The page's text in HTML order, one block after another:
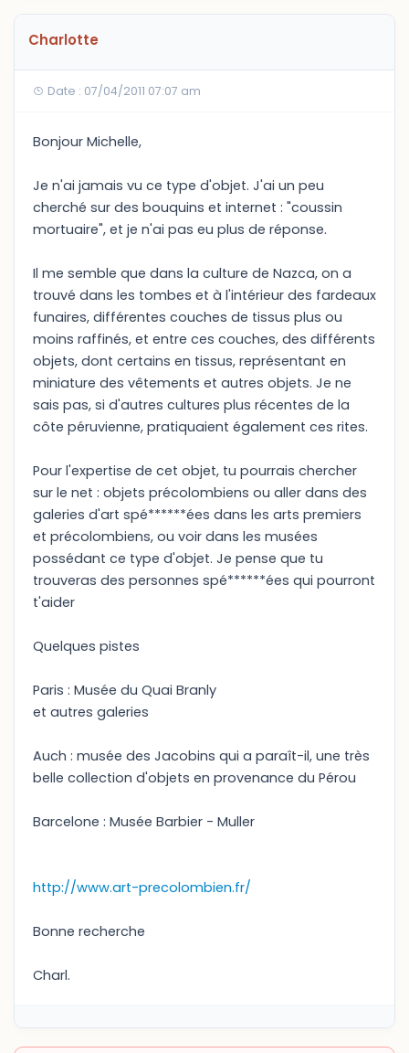
Charlotte
Date : 07/04/2011 07:07 am
Bonjour Michelle,
Je n'ai jamais vu ce type d'objet. J'ai un peu
cherché sur des bouquins et internet : "coussin
mortuaire", et je n'ai pas eu plus de réponse.
Il me semble que dans la culture de Nazca, on a
trouvé dans les tombes et à l'intérieur des fardeaux
funaires, différentes couches de tissus plus ou
moins raffinés, et entre ces couches, des différents
objets, dont certains en tissus, représentant en
miniature des vêtements et autres objets. Je ne
sais pas, si d'autres cultures plus récentes de la
côte péruvienne, pratiquaient également ces rites.
Pour l'expertise de cet objet, tu pourrais chercher
sur le net : objets précolombiens ou aller dans des
galeries d'art spé******ées dans les arts premiers
et précolombiens, ou voir dans les musées
possédant ce type d'objet. Je pense que tu
trouveras des personnes spé******ées qui pourront
t'aider
Quelques pistes
Paris : Musée du Quai Branly
et autres galeries
Auch : musée des Jacobins qui a paraît-il, une très
belle collection d'objets en provenance du Pérou
Barcelone : Musée Barbier - Muller
http://www.art-precolombien.fr/
Bonne recherche
Charl.